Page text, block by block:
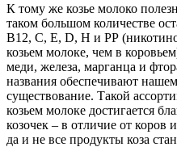
К тому же козье молоко
таком большом количестве
B12, C, E, D, H и РР
козьем молоке, чем в
меди, железа, марганца и
названия обеспечивают
существование. Такой
козьем молоке достигается
козочек – в отличие от
да и не все продукты коза